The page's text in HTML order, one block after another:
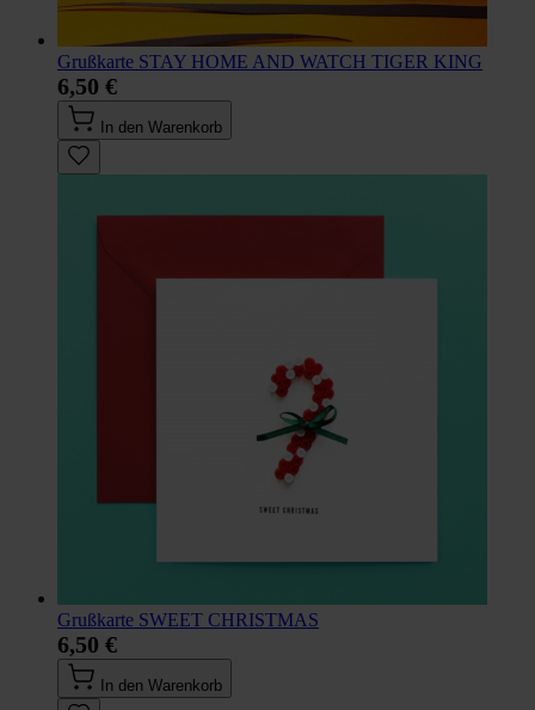
Grußkarte STAY HOME AND WATCH TIGER KING
6,50 €
In den Warenkorb
Grußkarte SWEET CHRISTMAS
6,50 €
In den Warenkorb